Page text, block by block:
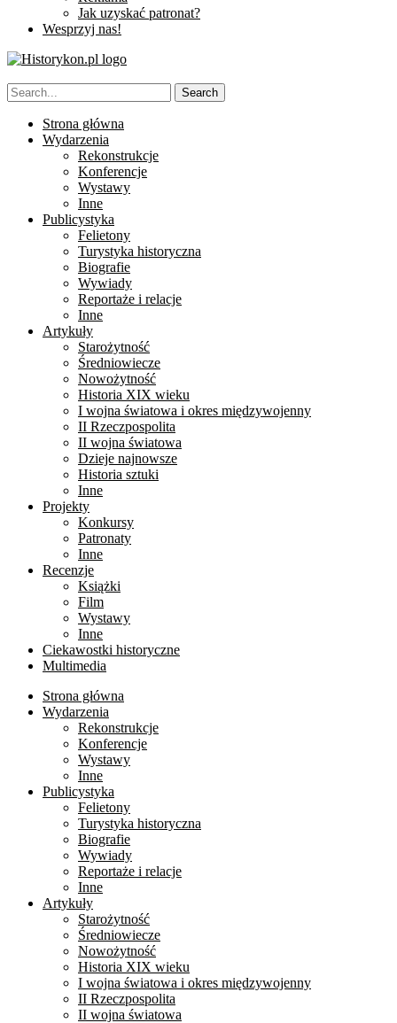
Jak uzyskać patronat?
Wesprzyj nas!
Strona główna
Wydarzenia
Rekonstrukcje
Konferencje
Wystawy
Inne
Publicystyka
Felietony
Turystyka historyczna
Biografie
Wywiady
Reportaże i relacje
Inne
Artykuły
Starożytność
Średniowiecze
Nowożytność
Historia XIX wieku
I wojna światowa i okres międzywojenny
II Rzeczpospolita
II wojna światowa
Dzieje najnowsze
Historia sztuki
Inne
Projekty
Konkursy
Patronaty
Inne
Recenzje
Książki
Film
Wystawy
Inne
Ciekawostki historyczne
Multimedia
Strona główna
Wydarzenia
Rekonstrukcje
Konferencje
Wystawy
Inne
Publicystyka
Felietony
Turystyka historyczna
Biografie
Wywiady
Reportaże i relacje
Inne
Artykuły
Starożytność
Średniowiecze
Nowożytność
Historia XIX wieku
I wojna światowa i okres międzywojenny
II Rzeczpospolita
II wojna światowa